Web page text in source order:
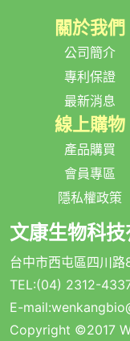
關於我們
公司簡介
專利保證
最新消息
線上購物
產品購買
會員專區
隱私權政策
文康生物科技
台中市西屯區四川
TEL:(04) 2312-
E-mail:
Copyright ©2017